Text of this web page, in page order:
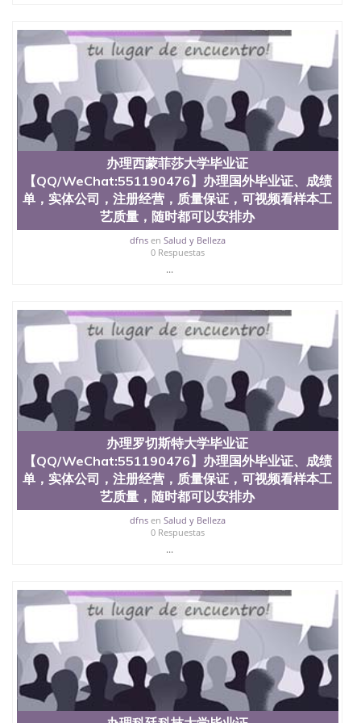
University）圣何塞州立大学（San Jose State
University）圣何塞州立大学（San Jose State
University）圣何塞州立大学（San Jose State
University）圣何塞州立大学学位证（San Jose State
University）圣何塞州立大学学位证（San Jose State
University）圣何塞州立大学学位证（San Jose State
University）圣何塞州立大学（San Jose State
University）圣何塞州立大学（San Jose State
University）圣何塞州立大学（San Jose State
University）圣何塞州立大学（San Jose State
University）圣何塞州立大学学位证（San Jose State
University）圣何塞州立大学学位证（San Jose State
University）圣何塞州立大学结业证（San Jose State
University）圣何塞州立大学结业证（San Jose State
University）圣何塞州立大学结业证（San Jose State
University）圣何塞州立大学学位证（San Jose State
State University）圣何塞州立大学学历证书（San
Jose State University）圣何塞州立大学学历证书
（San Jose State University）澳洲读书未毕业找人做
文凭学位qq微信551190476澳洲读CQU中央昆士兰大
学学历 绩单购买学位证书/澳洲读本科硕士做文凭/购
买澳洲大学毕业证成绩单假文凭学历
offieUniversityofSouthernQueensland 澳洲读书未毕
业找人做文凭学位qq微信551190476澳洲读CQU中央
昆士兰大学学历成绩单购买学位证书/澳洲读本科硕
士做文凭/购买澳洲大学毕业证成绩单假文凭学历办
理佛林德斯大学毕业证【QQ/WeChat:551190476】办
理国外毕业证、成绩单，实体公司，注册经营，质量
保证，可视频看样本工艺质量，随时都可以安排办
理，毕业证成绩单，学校，专业，学位，毕业时间都
可以根据客户要求安排Flinders University
办理西蒙菲莎大学毕业证
【QQ/WeChat:551190476】办理国外毕业证、成绩
单，实体公司，注册经营，质量保证，可视频看样本工
艺质量，随时都可以安排办
dfnsen Salud y Belleza
0 Respuestas
...
办理罗切斯特大学毕业证
【QQ/WeChat:551190476】办理国外毕业证、成绩
单，实体公司，注册经营，质量保证，可视频看样本工
艺质量，随时都可以安排办
dfnsen Salud y Belleza
0 Respuestas
...